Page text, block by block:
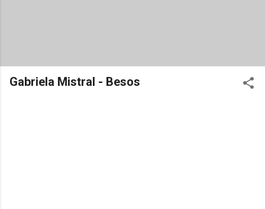
Gabriela Mistral - Besos